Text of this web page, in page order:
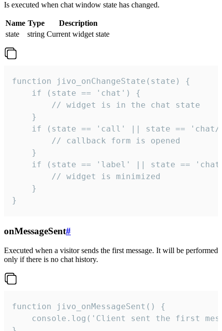
Is executed when chat window state has changed.
Name Type
Description
state
string Current widget state
function jivo_onChangeState(state) {
    if (state == 'chat') {
        // widget is in the chat state
    }
if (state == 'call' || state ==
        // callback form is opened
    }
if (state == 'label' || state ==
        // widget is minimized
    }
}
onMessageSent#
Executed when a visitor sends the first message. It will be performed
only if there is no chat history.
function jivo_onMessageSent() {
console.log('Client sent the first